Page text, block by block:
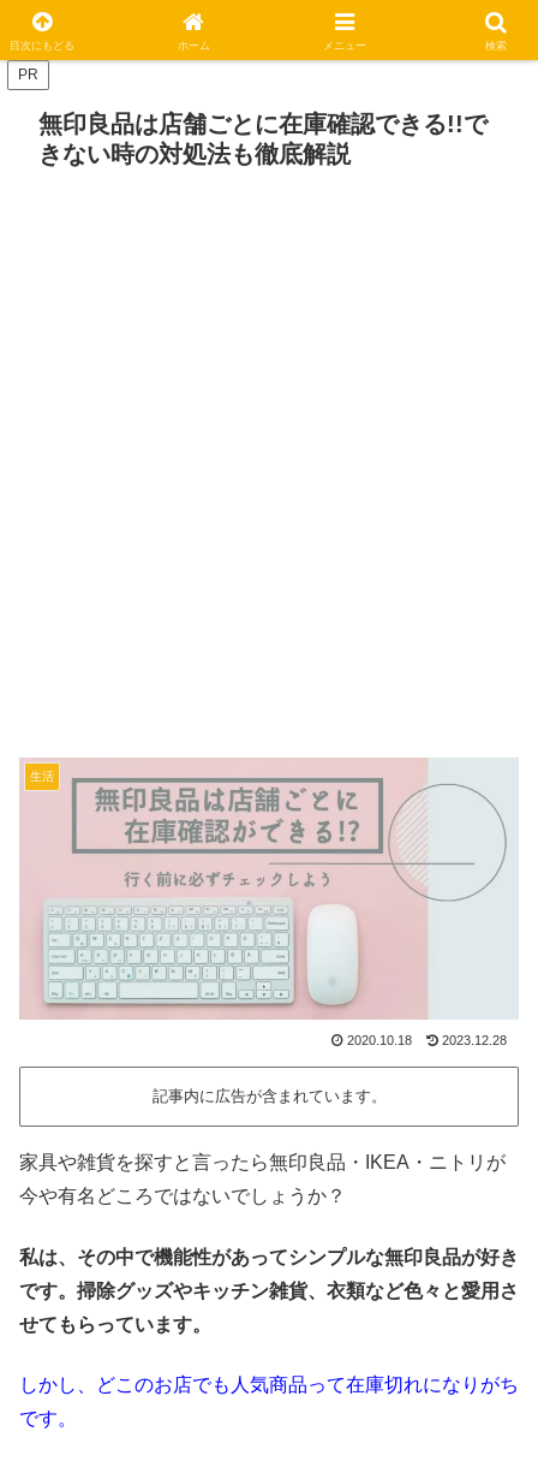
休日はステキな一日にしましょう
PR
無印良品は店舗ごとに在庫確認できる!!で
きない時の対処法も徹底解説
生活
2020.10.18 2023.12.28
記事内に広告が含まれています。
家具や雑貨を探すと言ったら無印良品・IKEA・ニトリが
今や有名どころではないでしょうか？
私は、その中で機能性があってシンプルな無印良品が好き
です。掃除グッズやキッチン雑貨、衣類など色々と愛用さ
せてもらっています。
しかし、どこのお店でも人気商品って在庫切れになりがち
です。
目次にもどる ホーム メニュー 検索